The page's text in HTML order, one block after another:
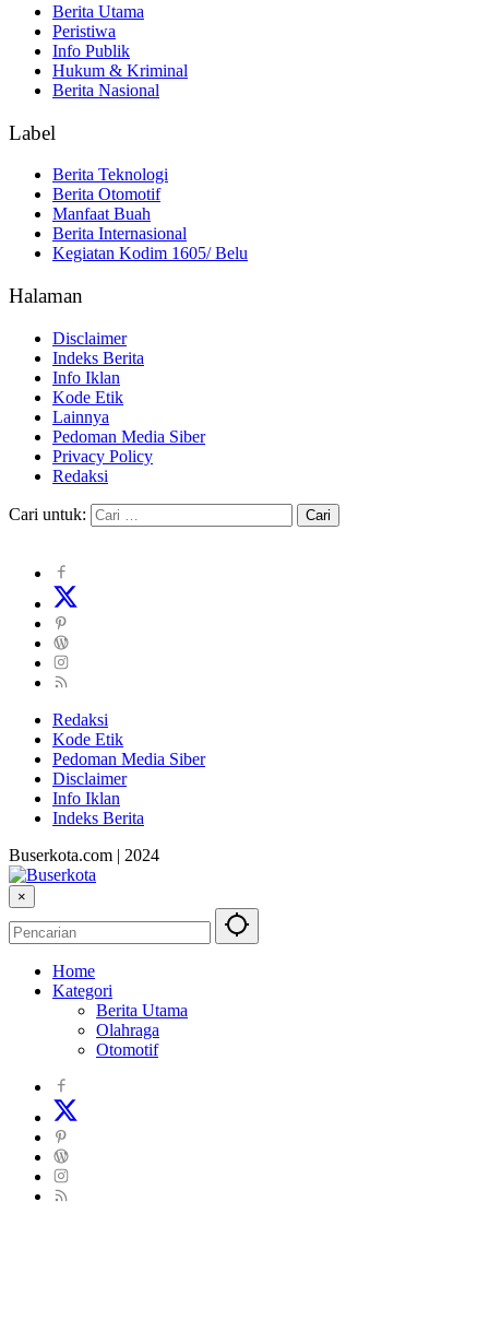
Berita Utama
Peristiwa
Info Publik
Hukum & Kriminal
Berita Nasional
Label
Berita Teknologi
Berita Otomotif
Manfaat Buah
Berita Internasional
Kegiatan Kodim 1605/ Belu
Halaman
Disclaimer
Indeks Berita
Info Iklan
Kode Etik
Lainnya
Pedoman Media Siber
Privacy Policy
Redaksi
Cari untuk:
Redaksi
Kode Etik
Pedoman Media Siber
Disclaimer
Info Iklan
Indeks Berita
Buserkota.com | 2024
×
Home
Kategori
Berita Utama
Olahraga
Otomotif